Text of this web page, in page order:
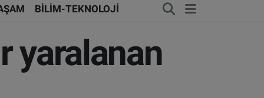
BİLİM-TEKNOLOJİ
yaralanan